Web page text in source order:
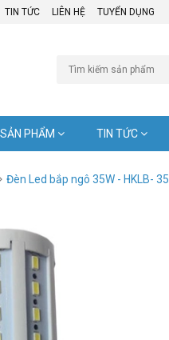
TIN TỨC LIÊN HỆ TUYỂN DỤNG
SẢN PHẨM TIN TỨC
Đèn Led bắp ngô 35W - HKLB- 35